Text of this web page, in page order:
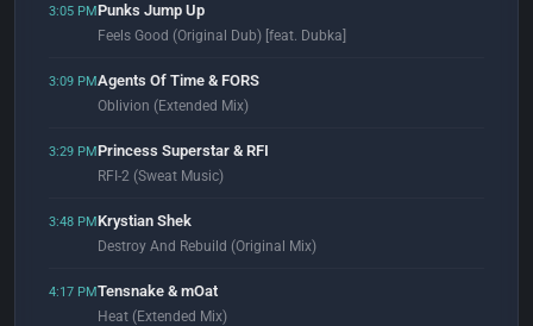
3:05 PMPunks Jump Up
Feels Good (Original Dub) [feat. Dubka]
3:09 PMAgents Of Time & FORS
Oblivion (Extended Mix)
3:29 PMPrincess Superstar & RFI
RFI-2 (Sweat Music)
3:48 PMKrystian Shek
Destroy And Rebuild (Original Mix)
4:17 PMTensnake & mOat
Heat (Extended Mix)